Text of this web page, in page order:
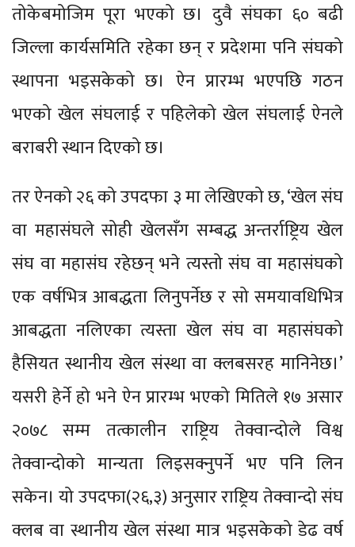
तोकेबमोजिम पूरा भएको छ। दुवै संघका ६० बढी
जिल्ला कार्यसमिति रहेका छन् र प्रदेशमा पनि संघको
स्थापना भइसकेको छ। ऐन प्रारम्भ भएपछि गठन
भएको खेल संघलाई र पहिलेको खेल संघलाई ऐनले
बराबरी स्थान दिएको छ।
तर ऐनको २६ को उपदफा ३ मा लेखिएको छ, ‘खेल संघ
वा महासंघले सोही खेलसँग सम्बद्ध अन्तर्राष्ट्रिय खेल
संघ वा महासंघ रहेछन् भने त्यस्तो संघ वा महासंघको
एक वर्षभित्र आबद्धता लिनुपर्नेछ र सो समयावधिभित्र
आबद्धता नलिएका त्यस्ता खेल संघ वा महासंघको
हैसियत स्थानीय खेल संस्था वा क्लबसरह मानिनेछ।’
यसरी हेर्ने हो भने ऐन प्रारम्भ भएको मितिले १७ असार
२०७८ सम्म तत्कालीन राष्ट्रिय तेक्वान्दोले विश्व
तेक्वान्दोको मान्यता लिइसक्नुपर्ने भए पनि लिन
सकेन। यो उपदफा(२६,३) अनुसार राष्ट्रिय तेक्वान्दो संघ
क्लब वा स्थानीय खेल संस्था मात्र भइसकेको डेढ वर्ष